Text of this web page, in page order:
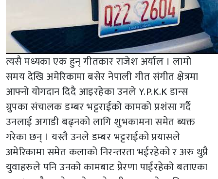
त्यसै मध्यका एक हुन् गीतकार राजेश अर्याल । लामो
समय देखि अमेरिकामा बसेर नेपाली गीत संगीत क्षेत्रमा
आफ्नो योगदान दिदै आइरहेका उनले Y.P.K.K डान्स
ग्रुपका संचालक डम्बर भट्टराईको कामको प्रशंसा गर्दै
उनलाई अगाडी बढ्नको लागि शुभकामना समेत ब्यक्त
गरेका छन् । यस्तै उनले डम्बर भट्टराईको प्रयासले
अमेरिकामा समेत कलाको निरन्तरता भईरहेको र अरु थुप्रै
युवाहरुले पनि उनको कामबाट प्रेरणा पाईरहेको बताएका